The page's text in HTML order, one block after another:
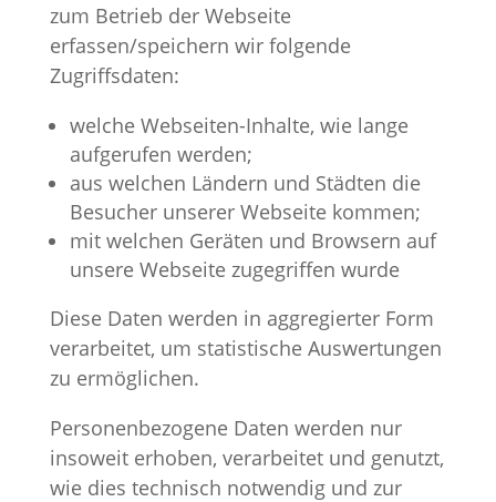
zum Betrieb der Webseite
erfassen/speichern wir folgende
Zugriffsdaten:
welche Webseiten-Inhalte, wie lange
aufgerufen werden;
aus welchen Ländern und Städten die
Besucher unserer Webseite kommen;
mit welchen Geräten und Browsern auf
unsere Webseite zugegriffen wurde
Diese Daten werden in aggregierter Form
verarbeitet, um statistische Auswertungen
zu ermöglichen.
Personenbezogene Daten werden nur
insoweit erhoben, verarbeitet und genutzt,
wie dies technisch notwendig und zur